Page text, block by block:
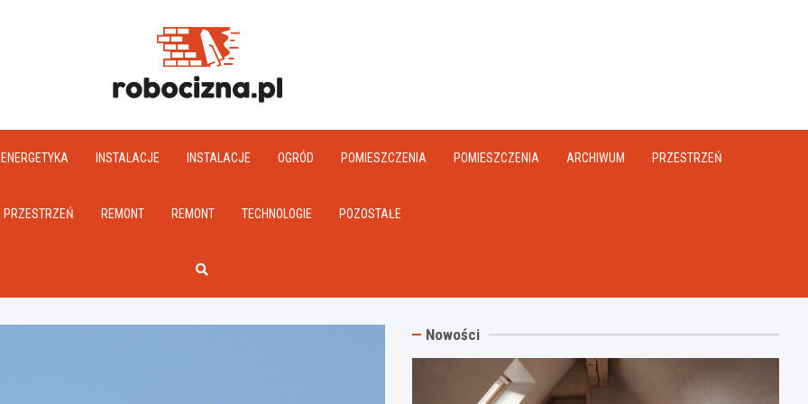
ENERGETYKA INSTALACJE INSTALACJE OGRÓD POMIESZCZENIA POMIESZCZENIA ARCHIWUM PRZESTRZEŃ
PRZESTRZEŃ REMONT REMONT TECHNOLOGIE POZOSTAŁE
Nowości